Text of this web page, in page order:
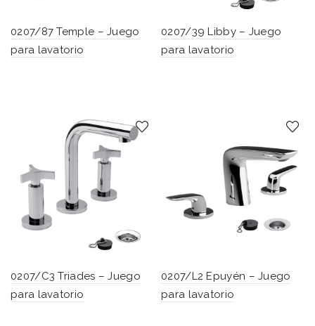
0207/87 Temple – Juego
para lavatorio
0207/39 Libby – Juego
para lavatorio
0207/C3 Triades – Juego
para lavatorio
0207/L2 Epuyén – Juego
para lavatorio